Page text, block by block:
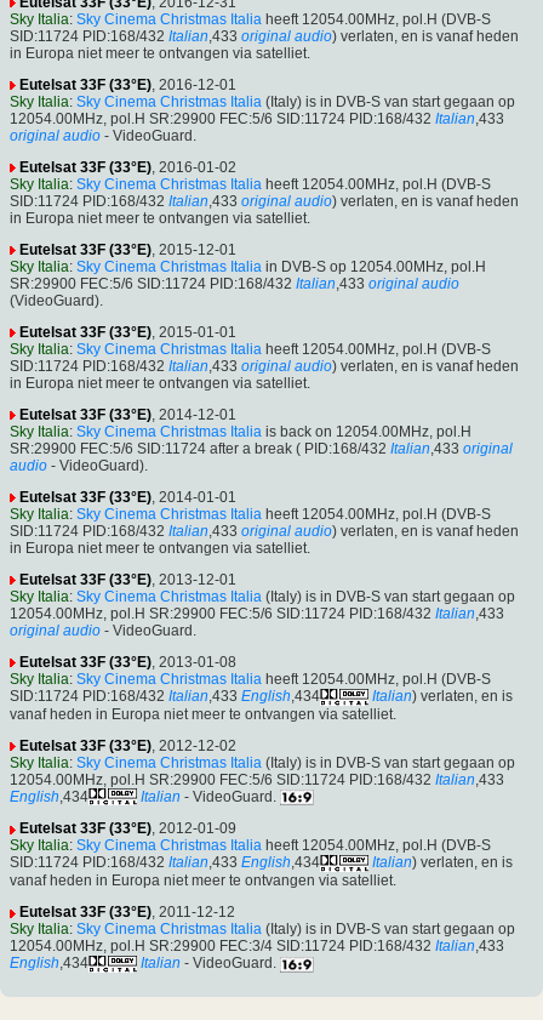
Sky Italia: Sky Cinema Christmas Italia heeft 12054.00MHz, pol.H (DVB-S
SID:11724 PID:168/432 Italian ,433 original audio) verlaten, en is vanaf heden
in Europa niet meer te ontvangen via satelliet.
Eutelsat 33F (33°E) , 2016-12-01
Sky Italia: Sky Cinema Christmas Italia (Italy) is in DVB-S van start gegaan op
12054.00MHz, pol.H SR:29900 FEC:5/6 SID:11724 PID:168/432 Italian ,433
original audio - VideoGuard.
Eutelsat 33F (33°E) , 2016-01-02
Sky Italia: Sky Cinema Christmas Italia heeft 12054.00MHz, pol.H (DVB-S
SID:11724 PID:168/432 Italian ,433 original audio) verlaten, en is vanaf heden
in Europa niet meer te ontvangen via satelliet.
Eutelsat 33F (33°E) , 2015-12-01
Sky Italia: Sky Cinema Christmas Italia in DVB-S op 12054.00MHz, pol.H
SR:29900 FEC:5/6 SID:11724 PID:168/432 Italian ,433 original audio
(VideoGuard).
Eutelsat 33F (33°E) , 2015-01-01
Sky Italia: Sky Cinema Christmas Italia heeft 12054.00MHz, pol.H (DVB-S
SID:11724 PID:168/432 Italian ,433 original audio) verlaten, en is vanaf heden
in Europa niet meer te ontvangen via satelliet.
Eutelsat 33F (33°E) , 2014-12-01
Sky Italia: Sky Cinema Christmas Italia is back on 12054.00MHz, pol.H
SR:29900 FEC:5/6 SID:11724 after a break ( PID:168/432 Italian ,433 original
audio - VideoGuard).
Eutelsat 33F (33°E) , 2014-01-01
Sky Italia: Sky Cinema Christmas Italia heeft 12054.00MHz, pol.H (DVB-S
SID:11724 PID:168/432 Italian ,433 original audio) verlaten, en is vanaf heden
in Europa niet meer te ontvangen via satelliet.
Eutelsat 33F (33°E) , 2013-12-01
Sky Italia: Sky Cinema Christmas Italia (Italy) is in DVB-S van start gegaan op
12054.00MHz, pol.H SR:29900 FEC:5/6 SID:11724 PID:168/432 Italian ,433
original audio - VideoGuard.
Eutelsat 33F (33°E) , 2013-01-08
Sky Italia: Sky Cinema Christmas Italia heeft 12054.00MHz, pol.H (DVB-S
SID:11724 PID:168/432 Italian ,433 English ,434 Italian) verlaten, en is
vanaf heden in Europa niet meer te ontvangen via satelliet.
Eutelsat 33F (33°E) , 2012-12-02
Sky Italia: Sky Cinema Christmas Italia (Italy) is in DVB-S van start gegaan op
12054.00MHz, pol.H SR:29900 FEC:5/6 SID:11724 PID:168/432 Italian ,433
English ,434 Italian - VideoGuard.
Eutelsat 33F (33°E), 2012-01-09
Sky Italia: Sky Cinema Christmas Italia heeft 12054.00MHz, pol.H (DVB-S
SID:11724 PID:168/432 Italian,433 English,434 Italian) verlaten, en is
vanaf heden in Europa niet meer te ontvangen via satelliet.
Eutelsat 33F (33°E), 2011-12-12
Sky Italia: Sky Cinema Christmas Italia (Italy) is in DVB-S van start gegaan op
12054.00MHz, pol.H SR:29900 FEC:3/4 SID:11724 PID:168/432 Italian,433
English,434 Italian - VideoGuard.